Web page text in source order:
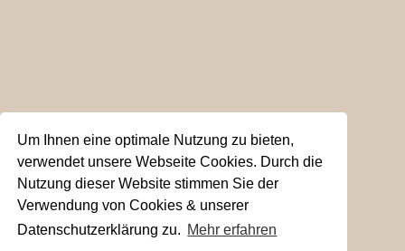
Um Ihnen eine optimale Nutzung zu bieten,
verwendet unsere Webseite Cookies. Durch die
Nutzung dieser Website stimmen Sie der
Verwendung von Cookies & unserer
Datenschutzerklärung zu. Mehr erfahren